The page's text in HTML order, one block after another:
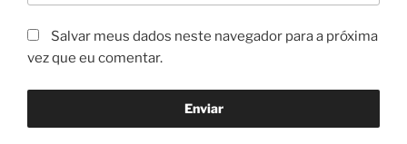
Salvar meus dados neste navegador para a próxima
vez que eu comentar.